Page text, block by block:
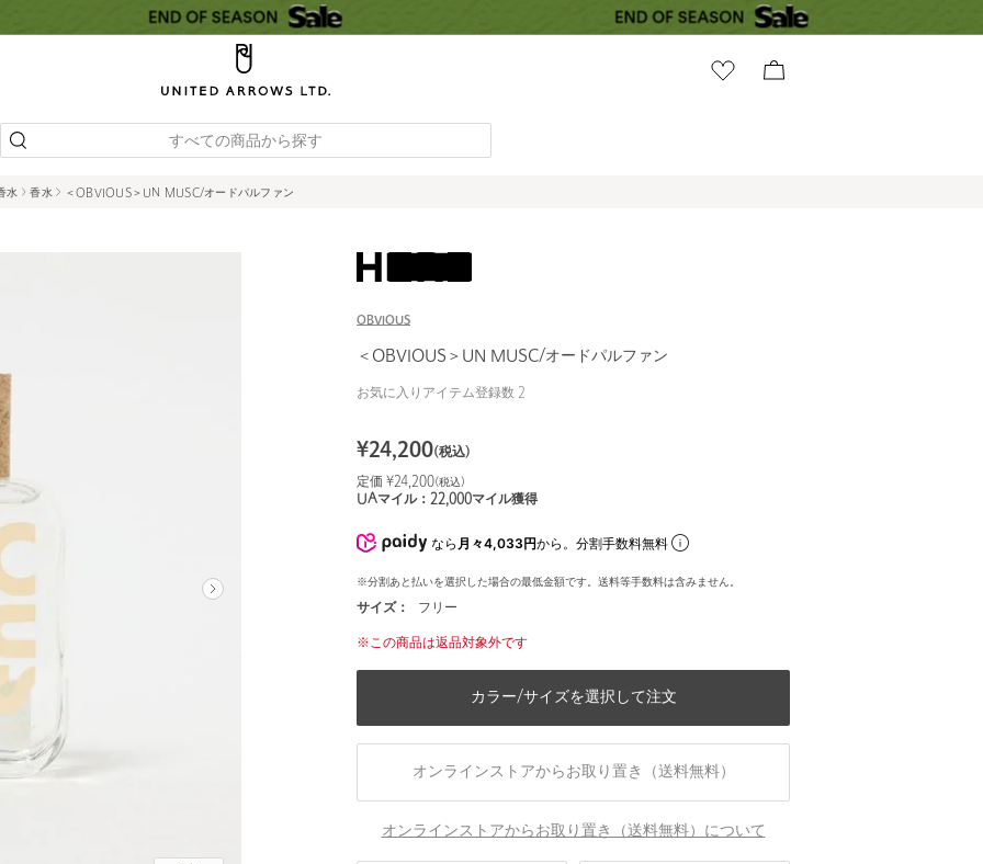
すべての商品から探す
水 香水 ＜OBVIOUS＞UN MUSC/オードパルファン
OBVIOUS
＜OBVIOUS＞UN MUSC/オードパルファン
お気に入りアイテム登録数 2
¥24,200(税込)
定価 ¥24,200(税込)
UAマイル： 22,000マイル獲得
なら 月々4,033円から。分割手数料無料
※分割あと払いを選択した場合の最低金額です。送料等手数料は含みません。
サイズ： フリー
※この商品は返品対象外です
カラー/サイズを選択して注文
オンラインストアからお取り置き（送料無料）
オンラインストアからお取り置き（送料無料）について